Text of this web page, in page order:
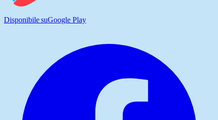
Disponibile suGoogle Play